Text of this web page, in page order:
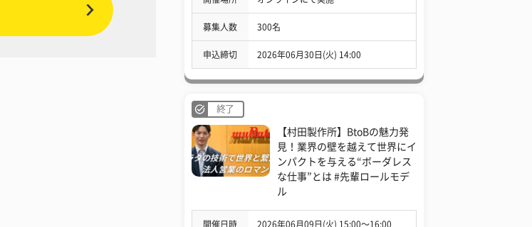
募集人数 300名
申込締切 2026年06月30日(火) 14:00
終了
【村田製作所】BtoBの魅力発
見！業界の壁を越えて世界にイ
ンパクトを与える“ボーダレス
な仕事”とは #先輩ロールモデ
ル
開催日時 2026年06月09日(火) 15:00〜16:00